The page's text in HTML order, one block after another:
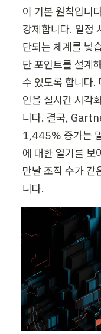
이 기본 원칙입니
강제합니다. 일정
단되는 체계를
단 포인트를 설계
수 있도록 합니다.
인을 실시간 시각
니다. 결국,
1,445% 증가는
에 대한 열기를 보
만날 조직 수가 같
니다.